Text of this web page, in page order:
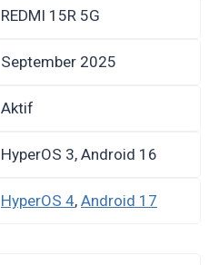
REDMI 15R 5G
September 2025
Aktif
HyperOS 3, Android 16
HyperOS 4, Android 17